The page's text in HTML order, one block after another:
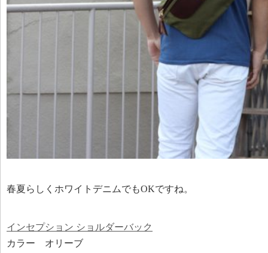
春夏らしくホワイトデニムでもOKですね。
インセプション ショルダーバック
カラー オリーブ